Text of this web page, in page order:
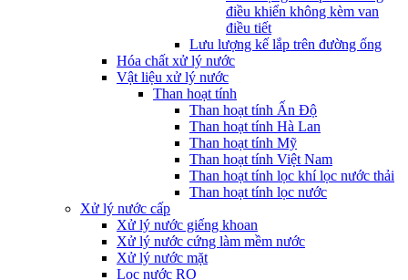
điều khiển không kèm van
điều tiết
Lưu lượng kế lắp trên đường ống
Hóa chất xử lý nước
Vật liệu xử lý nước
Than hoạt tính
Than hoạt tính Ấn Độ
Than hoạt tính Hà Lan
Than hoạt tính Mỹ
Than hoạt tính Việt Nam
Than hoạt tính lọc khí lọc nước thải
Than hoạt tính lọc nước
Xử lý nước cấp
Xử lý nước giếng khoan
Xử lý nước cứng làm mềm nước
Xử lý nước mặt
Lọc nước RO